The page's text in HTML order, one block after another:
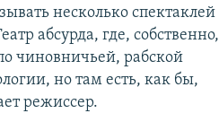
несколько спектаклей
абсурда, где, собственно,
чиновничьей, рабской
но там есть, как бы,
режиссер.